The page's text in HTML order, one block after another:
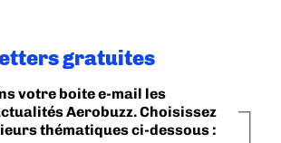
gratuites
votre boite e-mail les
Aerobuzz. Choisissez
thématiques ci-dessous :